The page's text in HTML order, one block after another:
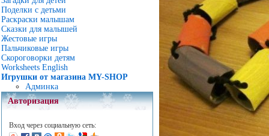
Поделки с детьми
Раскраски малышам
Сказки для малышей
Жестовые игры
Пальчиковые игры
Скороговорки детям
Worksheets English
Игрушки от магазина MY-SHOP
Админка
Авторизация
Вход через социальную сеть: